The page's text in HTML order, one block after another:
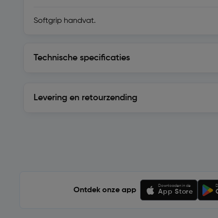
Softgrip handvat.
Technische specificaties
Levering en retourzending
Ontdek onze app
Downloaden in de
App Store